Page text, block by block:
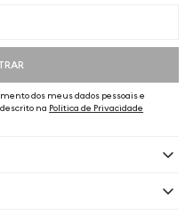
dos meus dados pessoais e
na Política de Privacidade